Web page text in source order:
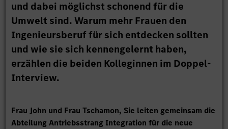
und dabei möglichst schonend für die
Umwelt sind. Warum mehr Frauen den
Ingenieursberuf für sich entdecken sollten
und wie sie sich kennengelernt haben,
erzählen die beiden Kolleginnen im Doppel-
Interview.
Frau John und Frau Tschamon, Sie leiten gemeinsam die
Abteilung Antriebsstrang Integration für die neue